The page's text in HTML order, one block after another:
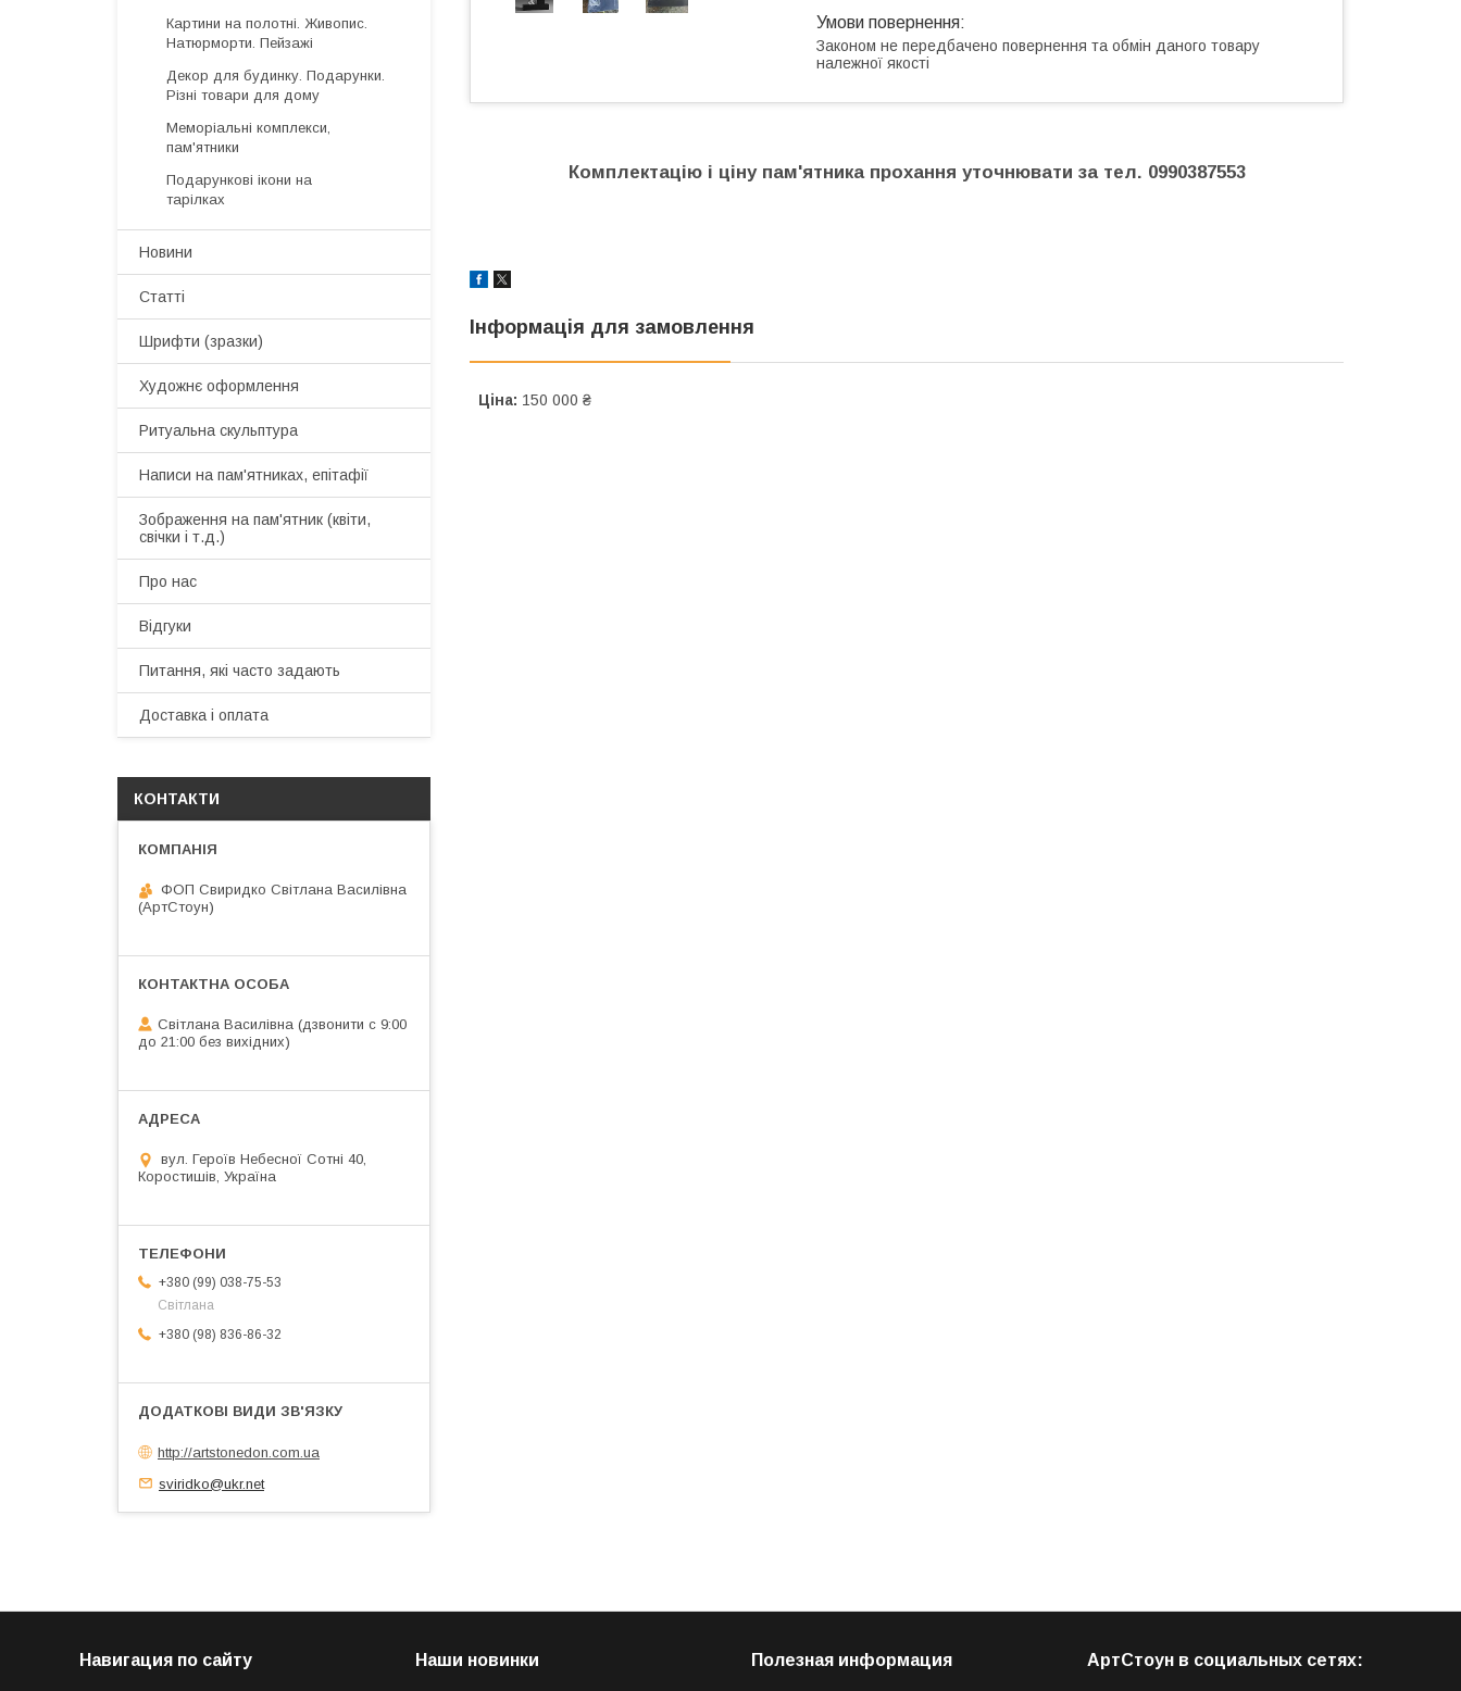
Законом не передбачено повернення та обмін даного товару
належної якості
Комплектацію і ціну пам'ятника прохання уточнювати за тел. 0990387553
Інформація для замовлення
Ціна: 150 000 ₴
Картини на полотні. Живопис.
Натюрморти. Пейзажі
Декор для будинку. Подарунки.
Різні товари для дому
Меморіальні комплекси,
пам'ятники
Подарункові ікони на
тарілках
Новини
Статті
Шрифти (зразки)
Художнє оформлення
Ритуальна скульптура
Написи на пам'ятниках, епітафії
Зображення на пам'ятник (квіти,
свічки і т.д.)
Про нас
Відгуки
Питання, які часто задають
Доставка і оплата
КОНТАКТИ
ФОП Свиридко Світлана Василівна
(АртСтоун)
Світлана Василівна (дзвонити с 9:00
до 21:00 без вихідних)
вул. Героїв Небесної Сотні 40,
Коростишів, Україна
+380 (99) 038-75-53
Світлана
+380 (98) 836-86-32
http://artstonedon.com.ua
sviridko@ukr.net
Навигация по сайту Наши новинки Полезная информация АртСтоун в социальных сетях: